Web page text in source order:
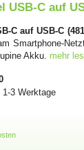
USB-C auf
C auf USB-C
Smartphone-
Akku. mehr
3 Werktage